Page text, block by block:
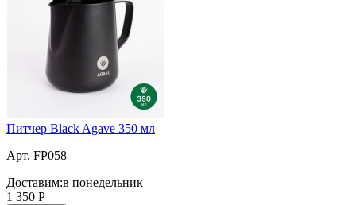
Питчер Black Agave 350 мл
Арт. FP058
Доставим:в понедельник
1 350 Р